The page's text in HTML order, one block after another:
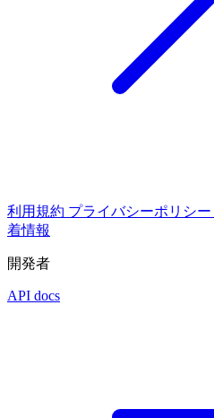
利用規約 プライバシーポリシー
着情報
開発者
API docs